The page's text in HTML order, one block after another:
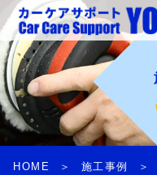
HOME
施工事例